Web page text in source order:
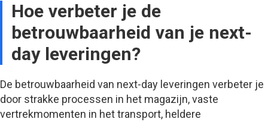
Hoe verbeter je de
betrouwbaarheid van je next-
day leveringen?
De betrouwbaarheid van next-day leveringen verbeter je
door strakke processen in het magazijn, vaste
vertrekmomenten in het transport, heldere